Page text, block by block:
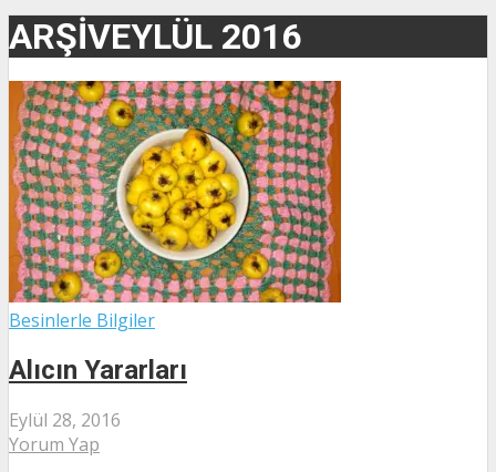
ARŞIVEYLÜL 2016
Besinlerle Bilgiler
Alıcın Yararları
Eylül 28, 2016
Yorum Yap